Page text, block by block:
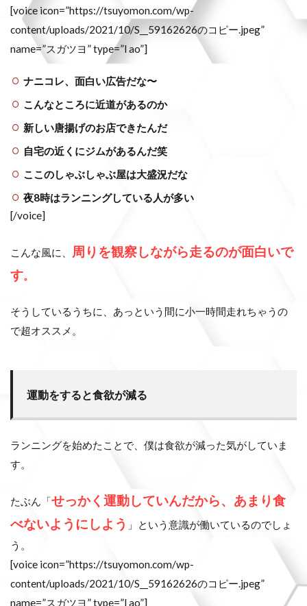
[voice icon=”https://tsuyomon.com/wp-
content/uploads/2021/10/S__59162626のコピー.jpeg”
name=”スガツヨ” type=”l ao”]
ナニコレ、面白い広告だな〜
こんなところに近道があるのか
新しい唐揚げのお店できたんだ
自宅の近くにジムがあるんだ笑
ここのしゃぶしゃぶ屋は大盛況だな
夜8時はランニングしている人が多い
[/voice]
こんな風に、
周りを観察しながら走るのが面白いで
す。
そうしているうちに、あっという間に小一時間走れちゃうの
で超オススメ。
運動をすると食欲が減る
ランニングを始めたことで、僕は食欲が減った気がしていま
す。
たぶん「せっかく運動していんだから、あまり食
べないようにしよう 」という意識が働いているのでしょ
う。
[voice icon=”https://tsuyomon.com/wp-
content/uploads/2021/10/S__59162626のコピー.jpeg”
name=”スガツヨ” type=”l ao”]